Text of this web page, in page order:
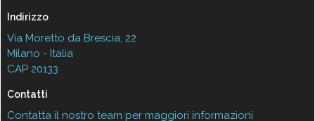
Indirizzo
Via Moretto da Brescia, 22
Milano - Italia
CAP 20133
Contatti
Contatta il nostro team per maggiori informazioni